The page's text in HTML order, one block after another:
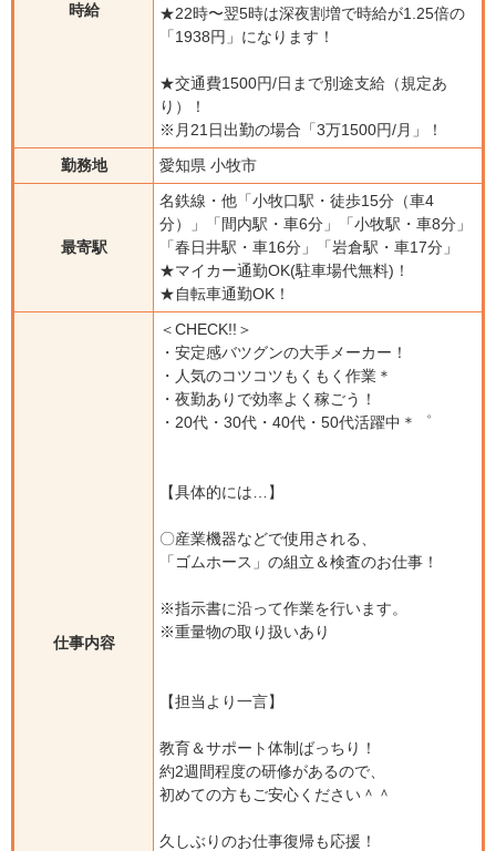
時給
★22時〜翌5時は深夜割増で時給が1.25倍の
「1938円」になります！
★交通費1500円/日まで別途支給（規定あ
り）！
※月21日出勤の場合「3万1500円/月」！
勤務地
愛知県 小牧市
最寄駅
名鉄線・他「小牧口駅・徒歩15分（車4
分）」「間内駅・車6分」「小牧駅・車8分」
「春日井駅・車16分」「岩倉駅・車17分」
★マイカー通勤OK(駐車場代無料)！
★自転車通勤OK！
仕事内容
＜CHECK!!＞
・安定感バツグンの大手メーカー！
・人気のコツコツもくもく作業＊
・夜勤ありで効率よく稼ごう！
・20代・30代・40代・50代活躍中＊゜
【具体的には…】
〇産業機器などで使用される、
「ゴムホース」の組立＆検査のお仕事！
※指示書に沿って作業を行います。
※重量物の取り扱いあり
【担当より一言】
教育＆サポート体制ばっちり！
約2週間程度の研修があるので、
初めての方もご安心ください＾＾
久しぶりのお仕事復帰も応援！